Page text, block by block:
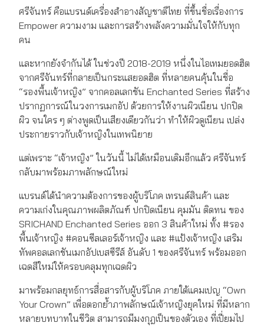
ศรีจันทร์ คือแบรนด์เครื่องสำอางสัญชาติไทย ที่ขึ้นชื่อเรื่องการ
Empower ความงาม และการสร้างพลังความมั่นใจให้กับทุก
คน
และหากยังจำกันได้ ในช่วงปี 2018-2019 หนึ่งในไอเทมยอดฮิต
จากศรีจันทร์ที่กลายเป็นกระแสยอดฮิต ที่หลายคนคุ้นในชื่อ
“รองพื้นเจ้าหญิง” จากคอลเลกชัน Enchanted Series ที่สร้าง
ปรากฏการณ์ในวงการเมกอัป ด้วยการให้งานผิวเนียน ปกปิด
ผิว จนใคร ๆ ต่างพูดเป็นเสียงเดียวกันว่า ทำให้ผิวดูเนียน เปล่ง
ประกายราวกับเจ้าหญิงในเทพนิยาย
แต่เพราะ “เจ้าหญิง” ในวันนี้ ไม่ได้เหมือนเดิมอีกแล้ว ศรีจันทร์
กลับมาพร้อมภาพลักษณ์ใหม่
แบรนด์ได้นำความต้องการของผู้บริโภค เทรนด์สินค้า และ
ความเก่งในคุณภาพผลิตภัณฑ์ ปกปิดเนียน คุมมัน ติดทน ของ
SRICHAND Enchanted Series ออก 3 สินค้าใหม่ ทั้ง #รอง
พื้นเจ้าหญิง #คอนซีลเลอร์เจ้าหญิง และ #แป้งเจ้าหญิง เสริม
ทัพคอลเลกชันเมกอัปเบสซีรีส์ อันดับ 1 ของศรีจันทร์ พร้อมออก
เฉดสีใหม่ให้ครอบคลุมทุกเฉดผิว
มาพร้อมกลยุทธ์การสื่อสารกับผู้บริโภค ภายใต้แคมเปญ “Own
Your Crown” เพื่อตอกย้ำภาพลักษณ์เจ้าหญิงยุคใหม่ ที่มีหลาก
หลายบทบาทในชีวิต สามารถมีมงกุฎเป็นของตัวเอง ที่เปี่ยมไป